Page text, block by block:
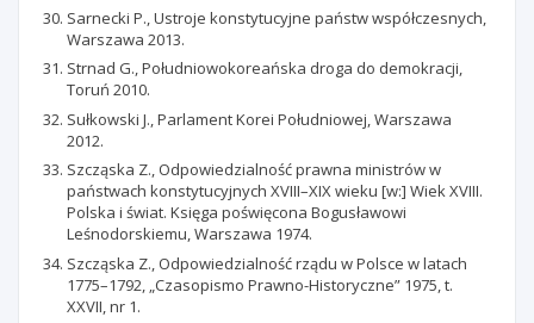
Sarnecki P., Ustroje konstytucyjne państw współczesnych,
Warszawa 2013.
Strnad G., Południowokoreańska droga do demokracji,
Toruń 2010.
Sułkowski J., Parlament Korei Południowej, Warszawa
2012.
Szcząska Z., Odpowiedzialność prawna ministrów w
państwach konstytucyjnych XVIII–XIX wieku [w:] Wiek XVIII.
Polska i świat. Księga poświęcona Bogusławowi
Leśnodorskiemu, Warszawa 1974.
Szcząska Z., Odpowiedzialność rządu w Polsce w latach
1775–1792, „Czasopismo Prawno-Historyczne” 1975, t.
XXVII, nr 1.